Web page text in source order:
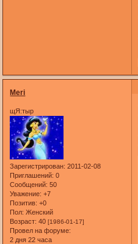
Meri
щЯ:тыр
Зарегистрирован: 2011-02-08
Приглашений: 0
Сообщений: 50
Уважение: +7
Позитив: +0
Пол: Женский
Возраст: 40[1986-01-17]
Провел на форуме:
2 дня 22 часа